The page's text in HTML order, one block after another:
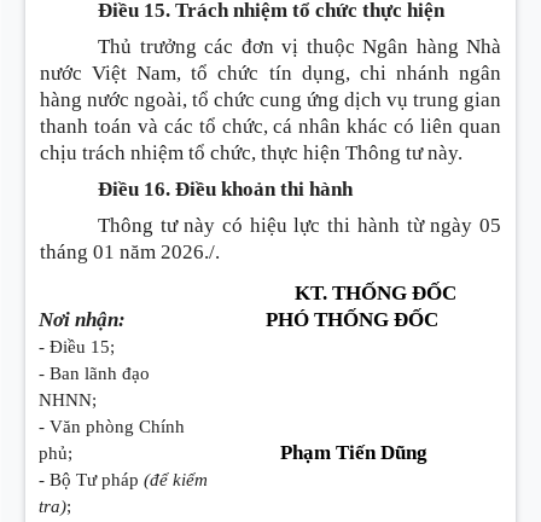
Điều 15. Trách nhiệm tổ chức thực hiện
Thủ trưởng các đơn vị thuộc Ngân hàng Nhà
nước Việt Nam, tổ chức tín dụng, chi nhánh ngân
hàng nước ngoài, tổ chức cung ứng dịch vụ trung gian
thanh toán và các tổ chức, cá nhân khác có liên quan
chịu trách nhiệm tổ chức, thực hiện Thông tư này.
Điều 16. Điều khoản thi hành
Thông tư này có hiệu lực thi hành từ ngày 05
tháng 01 năm 2026./.
Nơi nhận:
- Điều 15;
- Ban lãnh đạo
NHNN;
- Văn phòng Chính
phủ;
- Bộ Tư pháp (để kiểm
tra);
KT. THỐNG ĐỐC
PHÓ THỐNG ĐỐC
Phạm Tiến Dũng